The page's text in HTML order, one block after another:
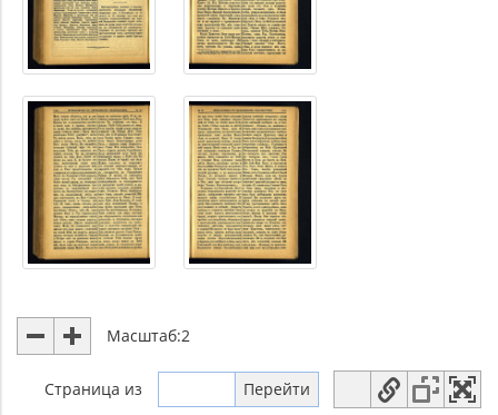
Масштаб:2
Страница из